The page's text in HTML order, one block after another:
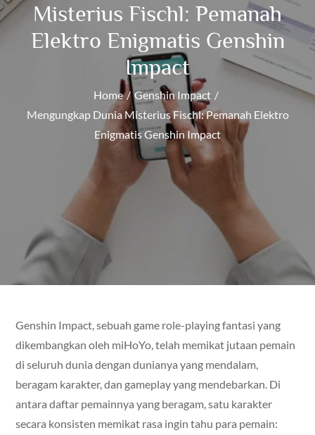
Misterius Fischl: Pemanah
Elektro Enigmatis Genshin
Impact
Home
Genshin Impact
Mengungkap Dunia Misterius Fischl: Pemanah Elektro
Enigmatis Genshin Impact
Genshin Impact, sebuah game role-playing fantasi yang
dikembangkan oleh miHoYo, telah memikat jutaan pemain
di seluruh dunia dengan dunianya yang mendalam,
beragam karakter, dan gameplay yang mendebarkan. Di
antara daftar pemainnya yang beragam, satu karakter
secara konsisten memikat rasa ingin tahu para pemain: